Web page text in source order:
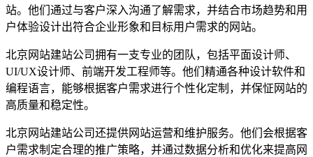
站。他们通过与客户深入沟通了解需求，并结合市场趋势和用
户体验设计出符合企业形象和目标用户需求的网站。
北京网站建站公司拥有一支专业的团队，包括平面设计师、
UI/UX设计师、前端开发工程师等。他们精通各种设计软件和
编程语言，能够根据客户需求进行个性化定制，并保怔网站的
高质量和稳定性。
北京网站建站公司还提供网站运营和维护服务。他们会根据客
户需求制定合理的推广策略，并通过数据分析和优化来提高网